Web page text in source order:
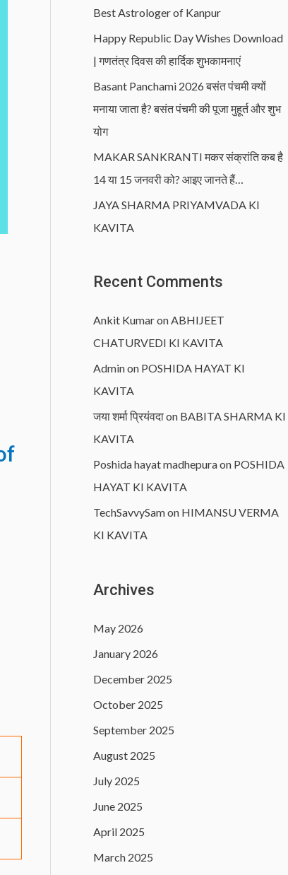
Best Astrologer of Kanpur
Happy Republic Day Wishes Download
| गणतंत्र दिवस की हार्दिक शुभकामनाएं
Basant Panchami 2026 बसंत पंचमी क्यों
मनाया जाता है? बसंत पंचमी की पूजा मुहूर्त और शुभ
योग
MAKAR SANKRANTI मकर संक्रांति कब है
14 या 15 जनवरी को? आइए जानते हैं…
JAYA SHARMA PRIYAMVADA KI
KAVITA
Recent Comments
Ankit KumaronABHIJEET
CHATURVEDI KI KAVITA
Adminon POSHIDA HAYAT KI
KAVITA
जया शर्मा प्रियंवदाon BABITA SHARMA KI
KAVITA
Poshida hayat madhepuraon POSHIDA
HAYAT KI KAVITA
TechSavvySamon HIMANSU VERMA
KI KAVITA
Archives
May 2026
January 2026
December 2025
October 2025
September 2025
August 2025
July 2025
June 2025
April 2025
March 2025